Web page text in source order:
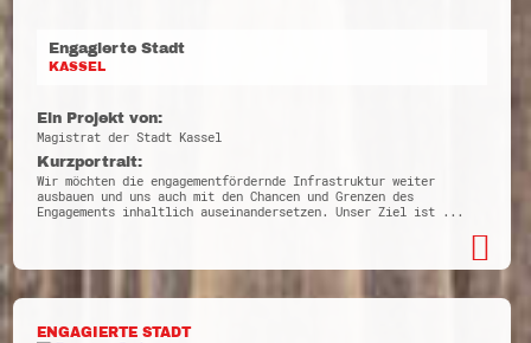
Engagierte Stadt
KASSEL
Ein Projekt von:
Magistrat der Stadt Kassel
Kurzportrait:
Wir möchten die engagementfördernde Infrastruktur weiter
ausbauen und uns auch mit den Chancen und Grenzen des
Engagements inhaltlich auseinandersetzen. Unser Ziel ist ...
ENGAGIERTE STADT